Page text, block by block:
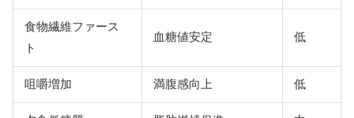
食物繊維ファース
ト
血糖値安定 低
咀嚼増加 満腹感向上 低